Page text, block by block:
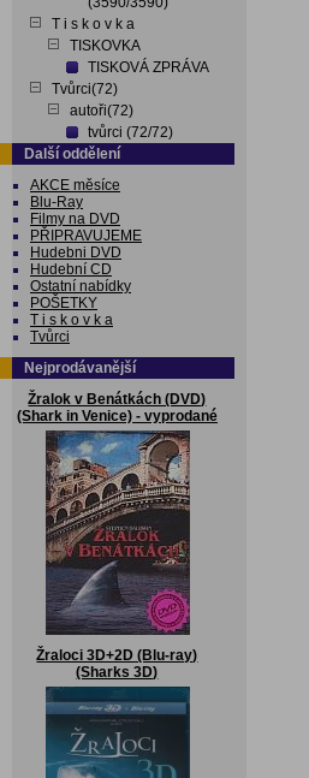
T i s k o v k a
TISKOVKA
TISKOVÁ ZPRÁVA
Tvůrci(72)
autoři(72)
tvůrci (72/72)
Další oddělení
AKCE měsíce
Blu-Ray
Filmy na DVD
PŘIPRAVUJEME
Hudebni DVD
Hudební CD
Ostatní nabídky
POŠETKY
T i s k o v k a
Tvůrci
Nejprodávanější
Žralok v Benátkách (DVD)
(Shark in Venice) - vyprodané
Žraloci 3D+2D (Blu-ray)
(Sharks 3D)